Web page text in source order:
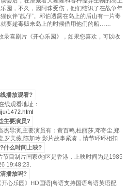
园，不久，因阿珠受伤，他们结识了在战争年
伙伴“靓仔”。邓伯透露在岛上的后山有一片毒
要趁毒贩来岛上的时候借用他们的船……
喜剧片《开心乐园》，如果您喜欢，可以收
播放观看?
线观看地址：
1472.html
主要演员?
导演,主要演员有：黄百鸣,杜丽莎,邓寄尘,郑
罗美薇,陈加玲.影片故事紧凑，情节环环相扣.
什么时间上映?
目制片国家/地区是香港，上映时间为是1985
19:48:23.
播放吗?
心乐园》HD国语|粤语支持国语粤语英语配